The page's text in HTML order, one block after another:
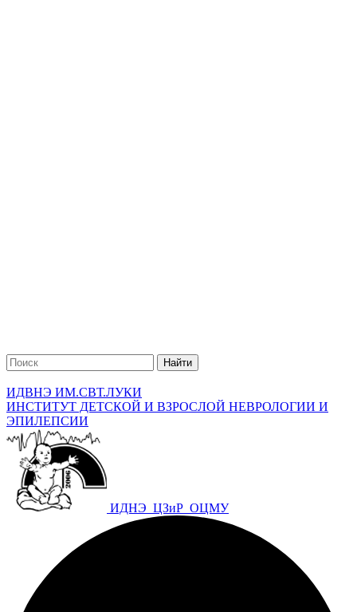
Найти
ИДВНЭ ИМ.СВТ.ЛУКИ
ИНСТИТУТ ДЕТСКОЙ И ВЗРОСЛОЙ НЕВРОЛОГИИ И
ЭПИЛЕПСИИ
ИДНЭ ЦЗиР ОЦМУ